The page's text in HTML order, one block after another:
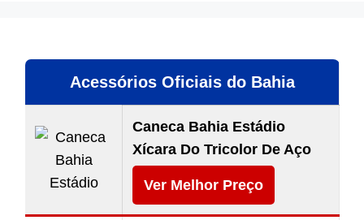
Acessórios Oficiais do Bahia
Caneca Bahia Estádio
Xícara Do Tricolor De Aço
Ver Melhor Preço